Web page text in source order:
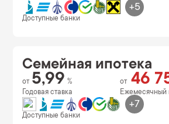
Доступные банки
+5
Семейная ипотека
Годовая ставка
от 5,99 %
Ежемесячный
от 46
Доступные банки
+7